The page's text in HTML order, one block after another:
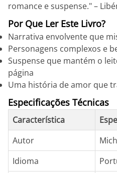
romance e suspense." –
Por Que Ler Este Livro?
Narrativa envolvente que
Personagens complexos e
Suspense que mantém o
página
Uma história de amor que
Especificações Técnicas
Característica
Autor
Idioma